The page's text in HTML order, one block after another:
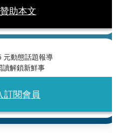
贊助本文
元動態話題報導
讀解鎖新鮮事
訂閱會員